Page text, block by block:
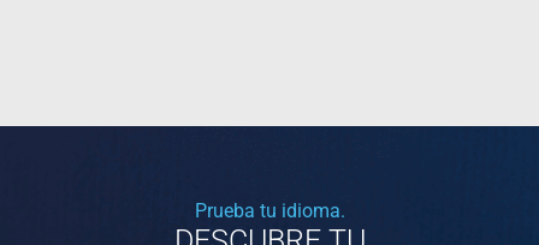
Prueba tu idioma.